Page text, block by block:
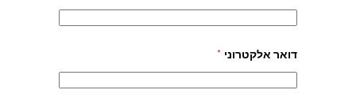
דואר אלקטרוני *